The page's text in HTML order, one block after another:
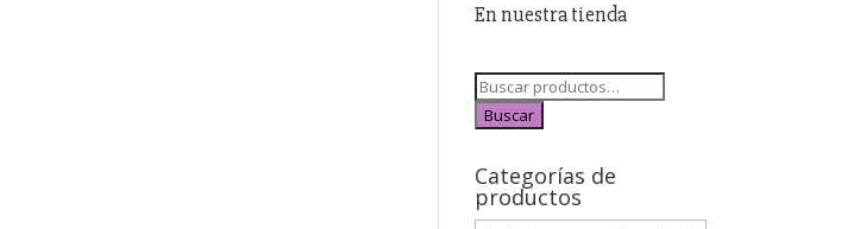
En nuestra tienda
Buscar
Categorías de
productos